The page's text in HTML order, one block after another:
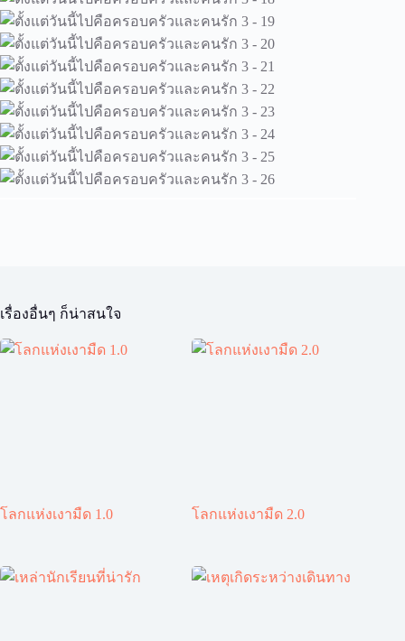
เรื่องอื่นๆ ก็น่าสนใจ
โลกแห่งเงามืด 1.0 โลกแห่งเงามืด 2.0